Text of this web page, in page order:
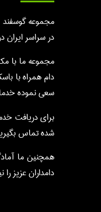
مجموعه گوسفند
در سراسر ایران در سال 1390 راه
مجموعه ما با
دام همراه با
سعی نموده
شده تماس
همچنین ما
دامداران عزیز